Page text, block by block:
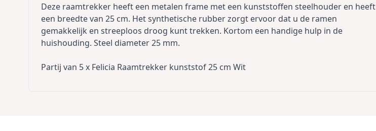
Deze raamtrekker heeft een metalen frame met een kunststoffen steelhouder en heeft
een breedte van 25 cm. Het synthetische rubber zorgt ervoor dat u de ramen
gemakkelijk en streeploos droog kunt trekken. Kortom een handige hulp in de
huishouding. Steel diameter 25 mm.
Partij van 5 x Felicia Raamtrekker kunststof 25 cm Wit